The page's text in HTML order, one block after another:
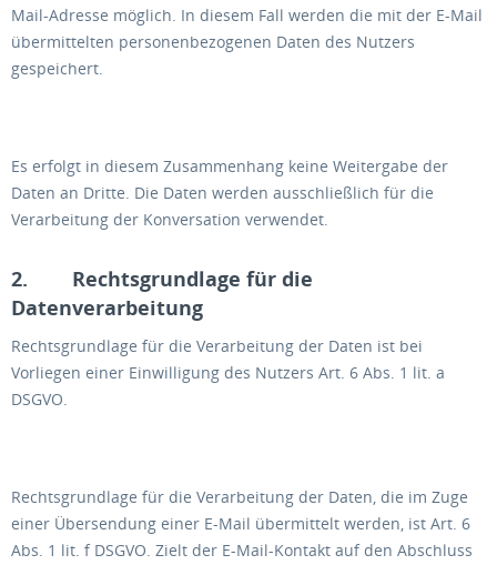
Mail-Adresse möglich. In diesem Fall werden die mit der E-Mail
übermittelten personenbezogenen Daten des Nutzers
gespeichert.
Es erfolgt in diesem Zusammenhang keine Weitergabe der
Daten an Dritte. Die Daten werden ausschließlich für die
Verarbeitung der Konversation verwendet.
2. Rechtsgrundlage für die
Datenverarbeitung
Rechtsgrundlage für die Verarbeitung der Daten ist bei
Vorliegen einer Einwilligung des Nutzers Art. 6 Abs. 1 lit. a
DSGVO.
Rechtsgrundlage für die Verarbeitung der Daten, die im Zuge
einer Übersendung einer E-Mail übermittelt werden, ist Art. 6
Abs. 1 lit. f DSGVO. Zielt der E-Mail-Kontakt auf den Abschluss